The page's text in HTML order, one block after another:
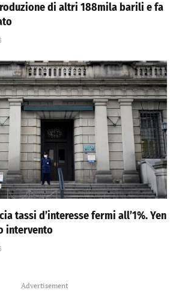
di altri 188mila barili e fa
tassi d’interesse fermi all’1%. Yen
intervento
Advertisement